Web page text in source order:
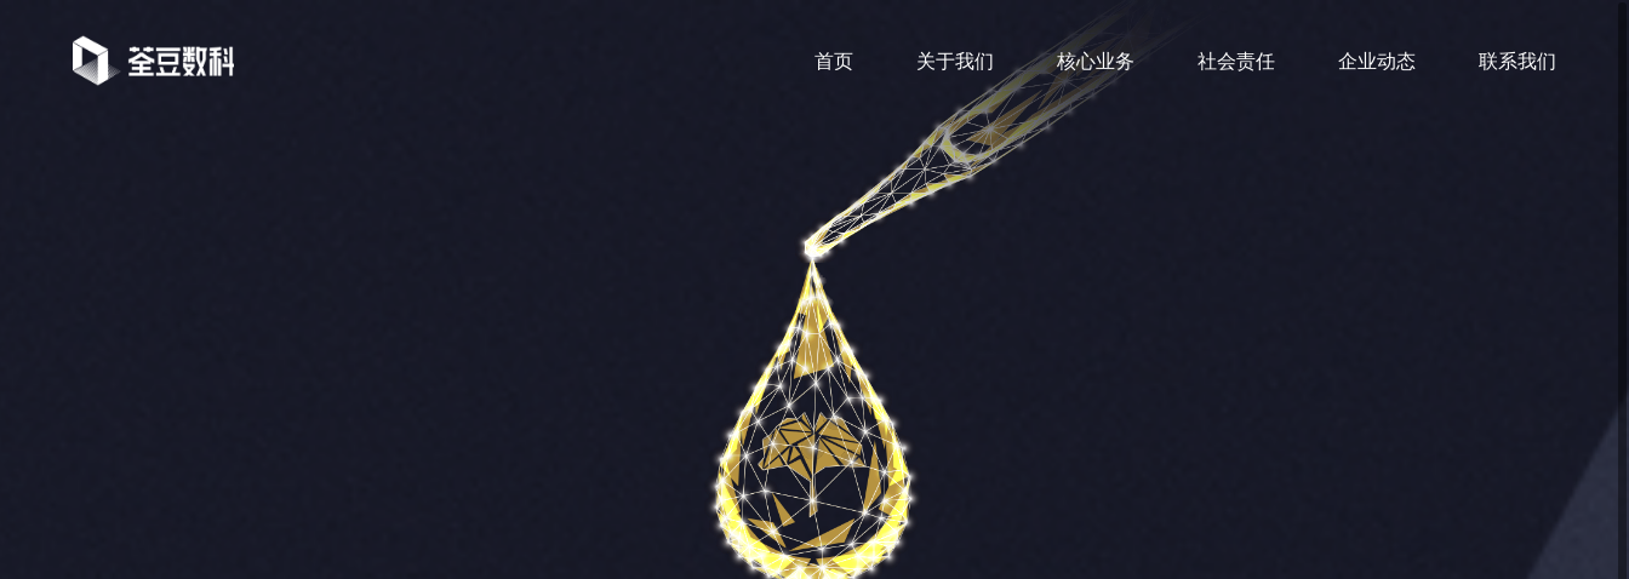
首页 关于我们 核心业务 社会责任 企业动态 联系我们